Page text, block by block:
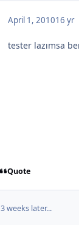
April 1, 201016 yr
tester lazımsa
Quote
3 weeks later...